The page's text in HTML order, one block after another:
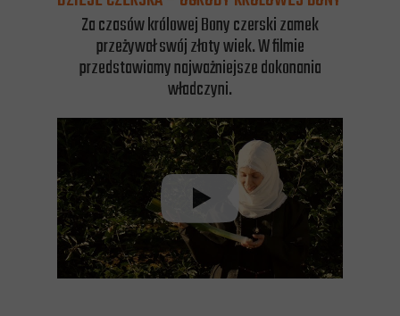
Za czasów królowej Bony czerski zamek
przeżywał swój złoty wiek. W filmie
przedstawiamy najważniejsze dokonania
władczyni.